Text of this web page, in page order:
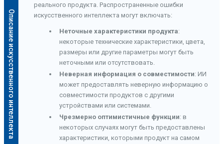
Описание искусственного интеллекта
реального продукта. Распространенные ошибки
искусственного интеллекта могут включать:
Неточные характеристики продукта:
некоторые технические характеристики, цвета,
размеры или другие параметры могут быть
неточными или отсутствовать.
Неверная информация о совместимости: ИИ
может предоставлять неверную информацию о
совместимости продуктов с другими
устройствами или системами.
Чрезмерно оптимистичные функции: в
некоторых случаях могут быть предоставлены
характеристики, которыми продукт на самом